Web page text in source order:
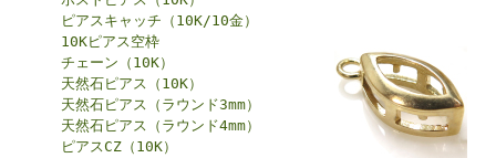
ピアスキャッチ（10K/10金）
10Kピアス空枠
チェーン（10K）
天然石ピアス（10K）
天然石ピアス（ラウンド3mm）
天然石ピアス（ラウンド4mm）
ピアスCZ（10K）